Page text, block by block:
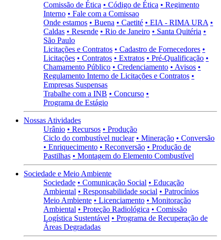
Comissão de Ética • Código de Ética • Regimento
Interno • Fale com a Comissao
Onde estamos • Buena • Caetité • EIA - RIMA URA •
Caldas • Resende • Rio de Janeiro • Santa Quitéria •
São Paulo
Licitações e Contratos • Cadastro de Fornecedores •
Licitações • Contratos • Extratos • Pré-Qualificação •
Chamamento Público • Credenciamento • Avisos •
Regulamento Interno de Licitações e Contratos •
Empresas Suspensas
Trabalhe com a INB • Concurso •
Programa de Estágio
Nossas Atividades
Urânio • Recursos • Produção
Ciclo do combustível nuclear • Mineração • Conversão
• Enriquecimento • Reconversão • Produção de
Pastilhas • Montagem do Elemento Combustível
Sociedade e Meio Ambiente
Sociedade • Comunicação Social • Educação
Ambiental • Responsabilidade social • Patrocínios
Meio Ambiente • Licenciamento • Monitoração
Ambiental • Proteção Radiológica • Comissão
Logística Sustentável • Programa de Recuperação de
Áreas Degradadas